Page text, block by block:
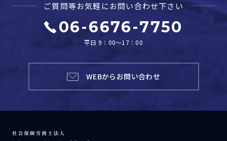
ご質問等お気軽にお問い合わせ下さい
06-6676-7750
平日 9：00～17：00
WEBからお問い合わせ